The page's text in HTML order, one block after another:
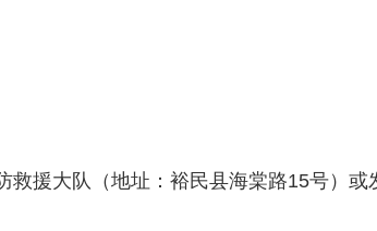
援大队（地址：裕民县海棠路15号）